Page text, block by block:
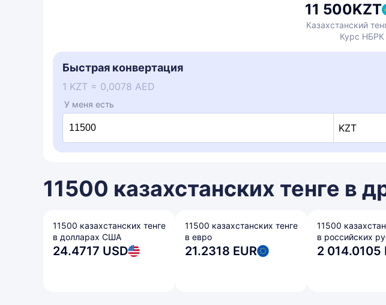
11 500KZT
Казахстанский
Курс НБРК
Быстрая конвертация
1 KZT = 0,0078 AED
У меня есть
KZT
11500 казахстанских тенге в
11500 казахстанских тенге
в долларах США
24.4717 USD
11500 казахстанских тенге
в евро
21.2318 EUR
11500
в российских
2 014.0105